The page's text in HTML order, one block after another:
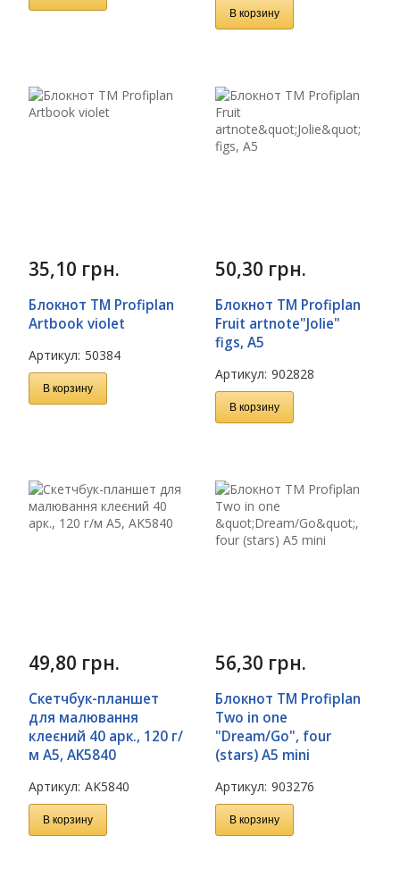
В корзину
35,10 грн.
Блокнот TM Profiplan
Artbook violet
Артикул: 50384
В корзину
50,30 грн.
Блокнот TM Profiplan
Fruit artnote"Jolie"
figs, A5
Артикул: 902828
В корзину
49,80 грн.
Скетчбук-планшет
для малювання
клеєний 40 арк., 120 г/
м A5, AK5840
Артикул: AK5840
В корзину
56,30 грн.
Блокнот TM Profiplan
Two in one
"Dream/Go", four
(stars) A5 mini
Артикул: 903276
В корзину